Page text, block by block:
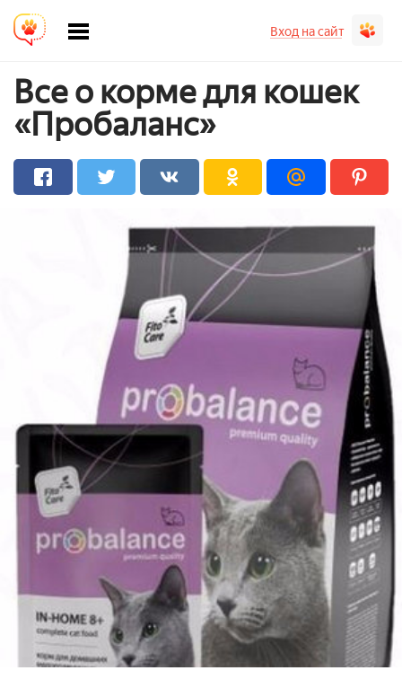
Вход на сайт
Все о корме для кошек
«Пробаланс»